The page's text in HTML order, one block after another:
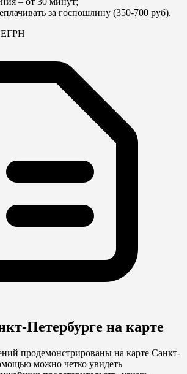
за госпошлину (350-700 руб).
ЕГРН
Петербурге на карте
продемонстрированы на карте Санкт-
можно четко увидеть